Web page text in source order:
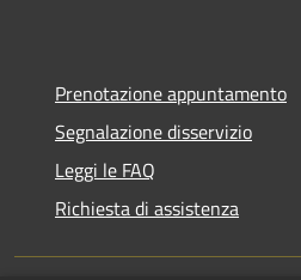
Prenotazione appuntamento
Segnalazione disservizio
Leggi le FAQ
Richiesta di assistenza